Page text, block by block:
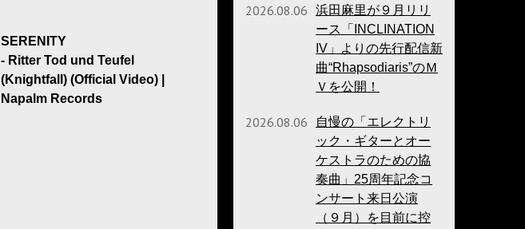
SERENITY
- Ritter Tod und Teufel
(Knightfall) (Official Video) |
Napalm Records
2026.08.06
浜田麻里が９月リリ
ース「INCLINATION
IV」よりの先行配信新
曲“Rhapsodiaris”のＭ
Ｖを公開！
2026.08.06
自慢の「エレクトリ
ック・ギターとオー
ケストラのための協
奏曲」25周年記念コ
ンサート来日公演
（９月）を目前に控